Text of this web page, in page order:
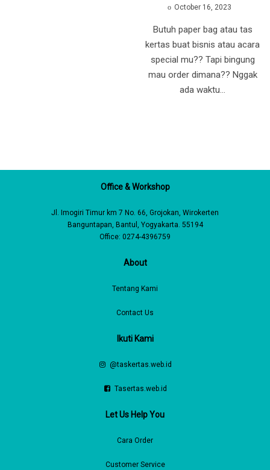
Posted
October 16, 2023
Butuh paper bag atau tas
kertas buat bisnis atau acara
special mu?? Tapi bingung
mau order dimana?? Nggak
ada waktu…
Office & Workshop
Jl. Imogiri Timur km 7 No. 66, Grojokan, Wirokerten
Banguntapan, Bantul, Yogyakarta. 55194
Office: 0274-4396759
About
Tentang Kami
Contact Us
Ikuti Kami
@taskertas.web.id
Tasertas.web.id
Let Us Help You
Cara Order
Customer Service